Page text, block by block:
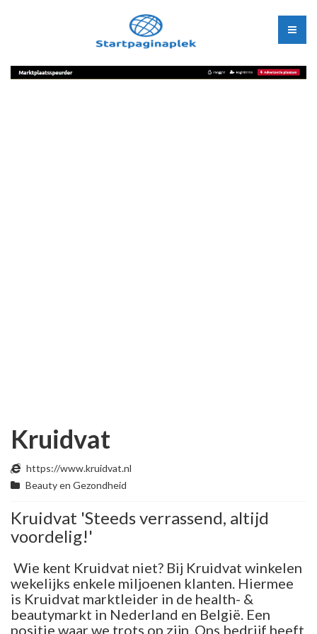
Kruidvat
https://www.kruidvat.nl
Beauty en Gezondheid
Kruidvat 'Steeds verrassend, altijd
voordelig!'
Wie kent Kruidvat niet? Bij Kruidvat winkelen
wekelijks enkele miljoenen klanten. Hiermee
is Kruidvat marktleider in de health- &
beautymarkt in Nederland en België. Een
positie waar we trots op zijn. Ons bedrijf heeft